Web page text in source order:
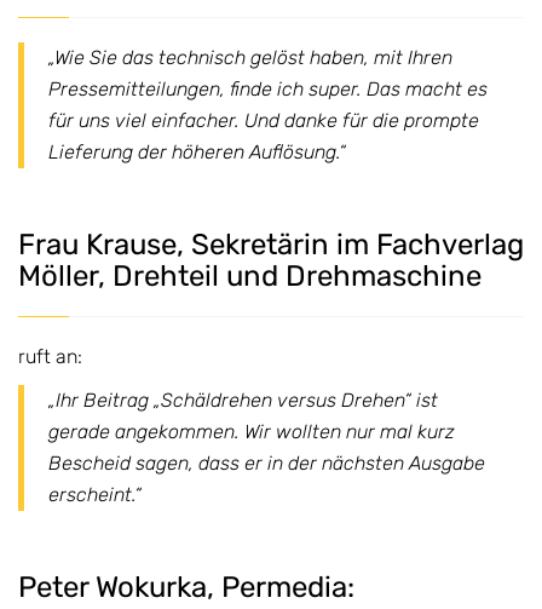
„Wie Sie das technisch gelöst haben, mit Ihren
Pressemitteilungen, finde ich super. Das macht es
für uns viel einfacher. Und danke für die prompte
Lieferung der höheren Auflösung.“
Frau Krause, Sekretärin im Fachverlag
Möller, Drehteil und Drehmaschine
ruft an:
„Ihr Beitrag „Schäldrehen versus Drehen“ ist
gerade angekommen. Wir wollten nur mal kurz
Bescheid sagen, dass er in der nächsten Ausgabe
erscheint.“
Peter Wokurka, Permedia: